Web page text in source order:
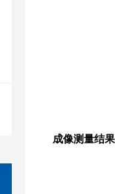
成像测量结果